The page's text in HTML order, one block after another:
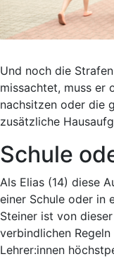
Und noch die
missachtet, muss er
nachsitzen oder die
zusätzliche
Schule
Als Elias (14) diese
einer Schule oder in
Steiner ist von
verbindlichen
Lehrer:innen